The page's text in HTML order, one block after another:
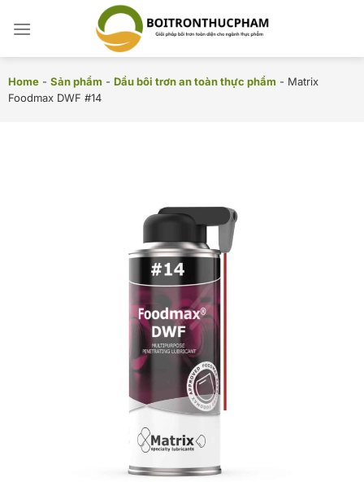
đến
Home - Sản phẩm - Dầu bôi trơn an toàn thực phẩm - Matrix
Foodmax DWF #14